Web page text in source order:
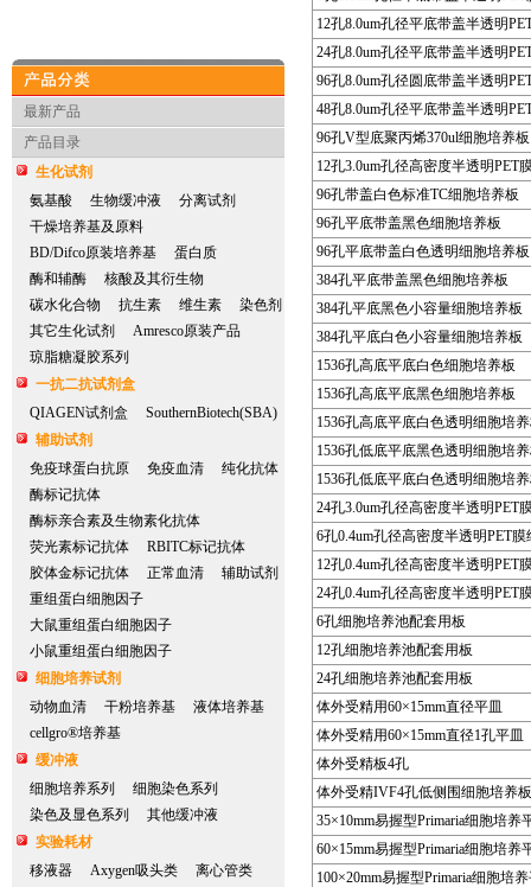
产品分类
最新产品
产品目录
生化试剂
氨基酸
生物缓冲液
分离试剂
干燥培养基及原料
BD/Difco原装培养基
蛋白质
酶和辅酶
核酸及其衍生物
碳水化合物
抗生素 维生素
染色剂
其它生化试剂
Amresco原装产品
琼脂糖凝胶系列
一抗二抗试剂盒
QIAGEN试剂盒
SouthernBiotech(SBA)
辅助试剂
免疫球蛋白抗原
免疫血清
纯化抗体
酶标记抗体
酶标亲合素及生物素化抗体
荧光素标记抗体
RBITC标记抗体
胶体金标记抗体
正常血清
辅助试剂
重组蛋白细胞因子
大鼠重组蛋白细胞因子
小鼠重组蛋白细胞因子
细胞培养试剂
动物血清
干粉培养基
液体培养基
cellgro®培养基
缓冲液
细胞培养系列
细胞染色系列
染色及显色系列
其他缓冲液
实验耗材
移液器
Axygen吸头类
离心管类
12孔8.0um孔径平底带盖半透明
24孔8.0um孔径平底带盖半透明
96孔8.0um孔径圆底带盖半透明
48孔8.0um孔径平底带盖半透明
96孔V型底聚丙烯370ul细胞培养板
12孔3.0um孔径高密度半透明PET
96孔带盖白色标准TC细胞培养板
96孔平底带盖黑色细胞培养板
96孔平底带盖白色透明细胞培养板
384孔平底带盖黑色细胞培养板
384孔平底黑色小容量细胞培养板
384孔平底白色小容量细胞培养板
1536孔高底平底白色细胞培养板
1536孔高底平底黑色细胞培养板
1536孔高底平底白色透明细胞培
1536孔低底平底黑色透明细胞培
1536孔低底平底白色透明细胞培
24孔3.0um孔径高密度半透明PET
6孔0.4um孔径高密度半透明PET
12孔0.4um孔径高密度半透明PET
24孔0.4um孔径高密度半透明PET
6孔细胞培养池配套用板
12孔细胞培养池配套用板
24孔细胞培养池配套用板
体外受精用60×15mm直径平皿
体外受精用60×15mm直径1孔平皿
体外受精板4孔
体外受精IVF4孔低侧围细胞培养板
35×10mm易握型Primaria细胞培养
60×15mm易握型Primaria细胞培养
100×20mm易握型Primaria细胞培